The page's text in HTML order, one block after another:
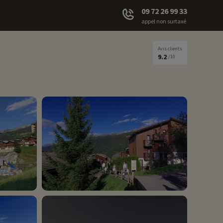
09 72 26 99 33
appel non surtaxé
Avis clients
9.2 /10